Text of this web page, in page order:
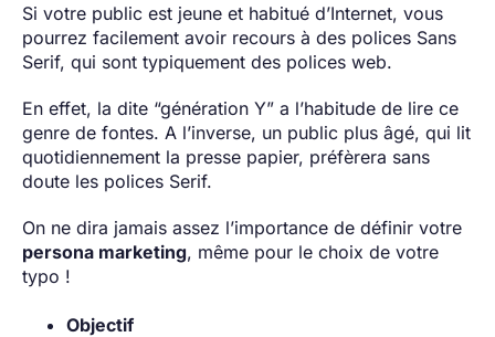
Si votre public est jeune et habitué d’Internet, vous
pourrez facilement avoir recours à des polices Sans
Serif, qui sont typiquement des polices web.
En effet, la dite “génération Y” a l’habitude de lire ce
genre de fontes. A l’inverse, un public plus âgé, qui lit
quotidiennement la presse papier, préfèrera sans
doute les polices Serif.
On ne dira jamais assez l’importance de définir votre
persona marketing, même pour le choix de votre
typo !
Objectif